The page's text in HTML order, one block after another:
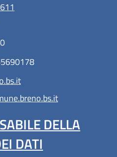
DELLA
DATI